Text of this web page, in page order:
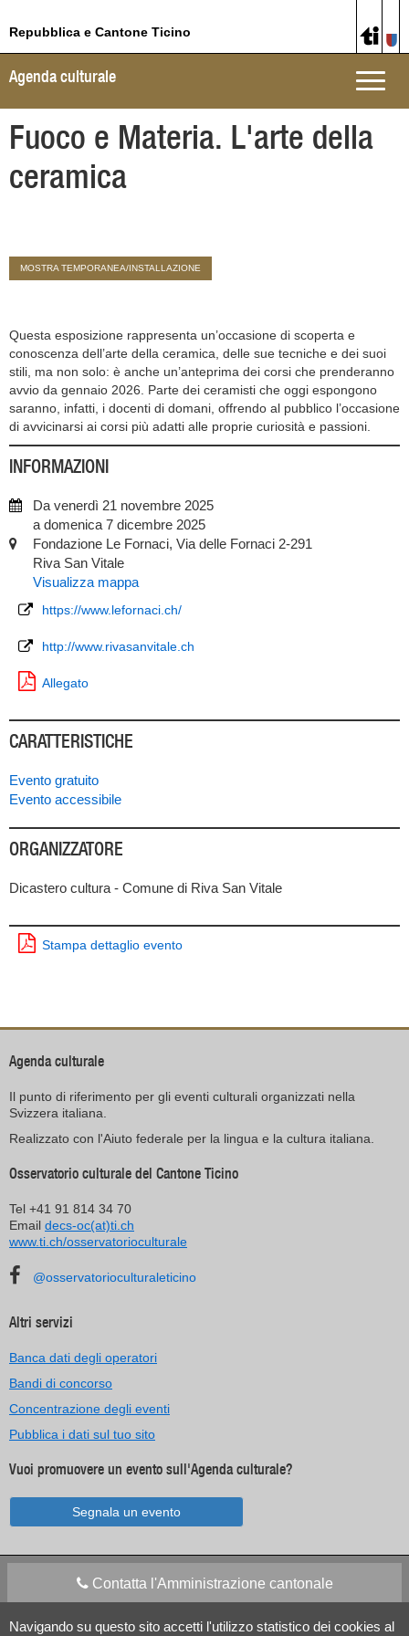
Navigando su questo sito accetti l'utilizzo statistico dei cookies al
Repubblica e Cantone Ticino
Toggle
Agenda culturale
Fuoco e Materia. L'arte della
ceramica
MOSTRA TEMPORANEA/INSTALLAZIONE
Questa esposizione rappresenta un’occasione di scoperta e
conoscenza dell’arte della ceramica, delle sue tecniche e dei suoi
stili, ma non solo: è anche un’anteprima dei corsi che prenderanno
avvio da gennaio 2026. Parte dei ceramisti che oggi espongono
saranno, infatti, i docenti di domani, offrendo al pubblico l’occasione
di avvicinarsi ai corsi più adatti alle proprie curiosità e passioni.
INFORMAZIONI
Da venerdì 21 novembre 2025
a domenica 7 dicembre 2025
Fondazione Le Fornaci, Via delle Fornaci 2-291
Riva San Vitale
Visualizza mappa
https://www.lefornaci.ch/
http://www.rivasanvitale.ch
Allegato
CARATTERISTICHE
Evento gratuito
Evento accessibile
ORGANIZZATORE
Dicastero cultura - Comune di Riva San Vitale
Stampa dettaglio evento
Agenda culturale
Il punto di riferimento per gli eventi culturali organizzati nella
Svizzera italiana.
Realizzato con l'Aiuto federale per la lingua e la cultura italiana.
Osservatorio culturale del Cantone Ticino
Tel +41 91 814 34 70
Email decs-oc(at)ti.ch
www.ti.ch/osservatorioculturale
@osservatorioculturaleticino
Altri servizi
Banca dati degli operatori
Bandi di concorso
Concentrazione degli eventi
Pubblica i dati sul tuo sito
Vuoi promuovere un evento sull'Agenda culturale?
Segnala un evento
Contatta l'Amministrazione cantonale
Apps Mobile Social media